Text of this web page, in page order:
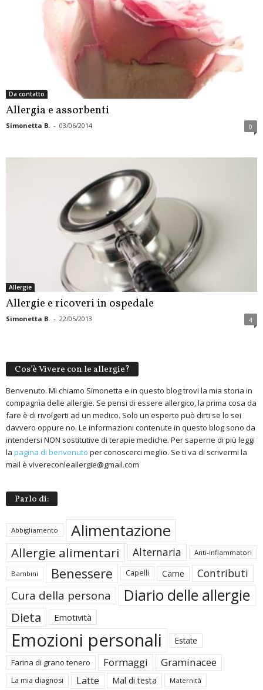
Da contatto
Allergia e assorbenti
Simonetta B. - 03/06/2014 0
Allergie
Allergie e ricoveri in ospedale
Simonetta B. - 22/05/2013 4
Cos’è Vivere con le allergie?
Benvenuto. Mi chiamo Simonetta e in questo blog trovi la mia storia in
compagnia delle allergie. Se pensi di essere allergico, la prima cosa da
fare è di rivolgerti ad un medico. Solo un esperto può dirti se lo sei
davvero oppure no. Le informazioni contenute in questo blog sono da
intendersi NON sostitutive di terapie mediche. Per saperne di più leggi
la pagina di benvenuto per conoscerci meglio. Se ti va di scrivermi la
mail è vivereconleallergie@gmail.com
Parlo di:
Abbigliamento Alimentazione
Allergie alimentari Alternaria Anti-infiammatori
Bambini Benessere Capelli Carne Contributi
Cura della persona Diario delle allergie
Dieta Emotività
Emozioni personali Estate
Farina di grano tenero Formaggi Graminacee
La mia diagnosi Latte Mal di testa Maternità